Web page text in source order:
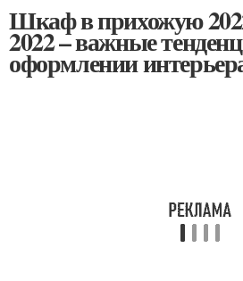
Шкаф в прихожую
2022 – важные
оформлении